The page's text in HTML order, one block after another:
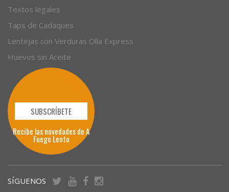
Textos legales
Taps de Cadaques
Lentejas con Verduras Olla Express
Huevos sin Aceite
SUBSCRÍBETE
Recibe las novedades de A
Fuego Lento
SÍGUENOS